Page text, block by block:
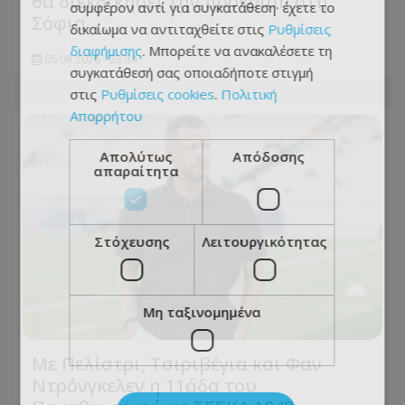
Σόφια
05.08.2026 - 23:34
Με Πελίστρι, Τσιριβέγια και Φαν
συμφέρον αντί για συγκατάθεση· έχετε το
δικαίωμα να αντιταχθείτε στις Ρυθμίσεις
διαφήμισης. Μπορείτε να ανακαλέσετε τη
συγκατάθεσή σας οποιαδήποτε στιγμή
στις Ρυθμίσεις cookies. Πολιτική
Απορρήτου
Απολύτως
απαραίτητα
Απόδοσης
Στόχευσης Λειτουργικότητας
Μη ταξινομημένα